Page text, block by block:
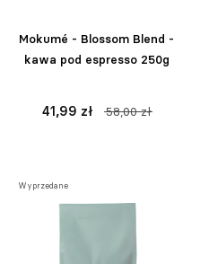
Mokumé - Blossom Blend -
kawa pod espresso 250g
41,99 zł 58,00 zł
Wyprzedane